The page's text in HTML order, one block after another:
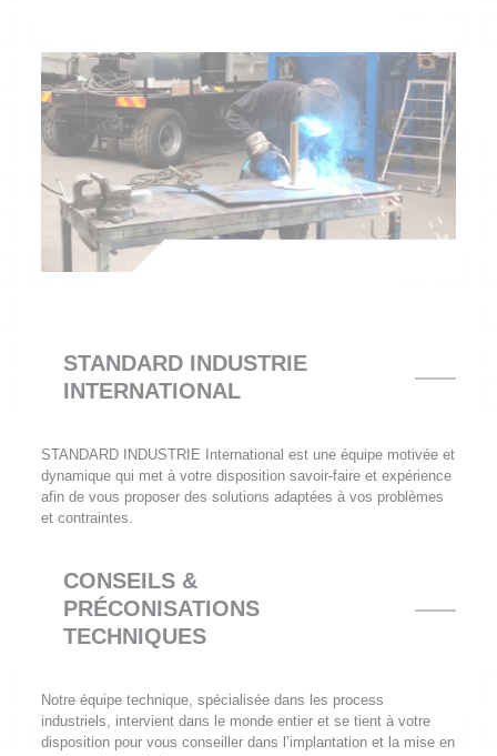
STANDARD INDUSTRIE
INTERNATIONAL
STANDARD INDUSTRIE International est une équipe motivée et
dynamique qui met à votre disposition savoir-faire et expérience
afin de vous proposer des solutions adaptées à vos problèmes
et contraintes.
CONSEILS &
PRÉCONISATIONS
TECHNIQUES
Notre équipe technique, spécialisée dans les process
industriels, intervient dans le monde entier et se tient à votre
disposition pour vous conseiller dans l’implantation et la mise en